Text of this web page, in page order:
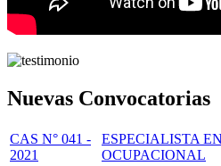
Nuevas Convocatorias
CAS N° 041 -
2021
ESPECIALISTA
OCUPACIONAL